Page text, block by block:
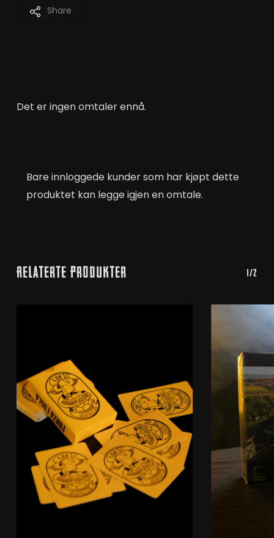
Share
Det er ingen omtaler ennå.
Bare innloggede kunder som har kjøpt dette
produktet kan legge igjen en omtale.
Relaterte Produkter 1/2